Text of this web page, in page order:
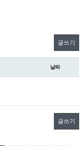
글쓰기
날짜
글쓰기